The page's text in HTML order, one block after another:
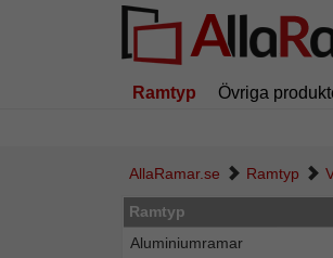
Ramtyp Övriga
AllaRamar.se Ramtyp
Ramtyp
Aluminiumramar